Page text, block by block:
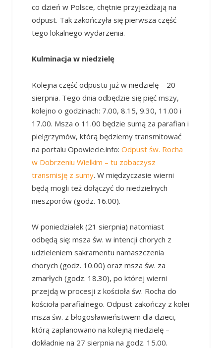
co dzień w Polsce, chętnie przyjeżdżają na
odpust. Tak zakończyła się pierwsza część
tego lokalnego wydarzenia.
Kulminacja w niedzielę
Kolejna część odpustu już w niedzielę – 20
sierpnia. Tego dnia odbędzie się pięć mszy,
kolejno o godzinach: 7.00, 8.15, 9.30, 11.00 i
17.00. Msza o 11.00 będzie sumą za parafian i
pielgrzymów, którą będziemy transmitować
na portalu Opowiecie.info: Odpust św. Rocha
w Dobrzeniu Wielkim – tu zobaczysz
transmisję z sumy. W międzyczasie wierni
będą mogli też dołączyć do niedzielnych
nieszporów (godz. 16.00).
W poniedziałek (21 sierpnia) natomiast
odbędą się: msza św. w intencji chorych z
udzieleniem sakramentu namaszczenia
chorych (godz. 10.00) oraz msza św. za
zmarłych (godz. 18.30), po której wierni
przejdą w procesji z kościoła św. Rocha do
kościoła parafialnego. Odpust zakończy z kolei
msza św. z błogosławieństwem dla dzieci,
którą zaplanowano na kolejną niedzielę –
dokładnie na 27 sierpnia na godz. 15.00.